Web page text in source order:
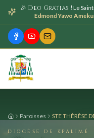
🎉 Deo Gratias ! Le
Edmond Yawo
Paroisses STE THÉRÈSE
DIOCÈSE DE KPALIMÉ